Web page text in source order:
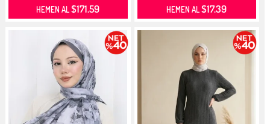
HEMEN AL$171.59 HEMEN AL$17.39